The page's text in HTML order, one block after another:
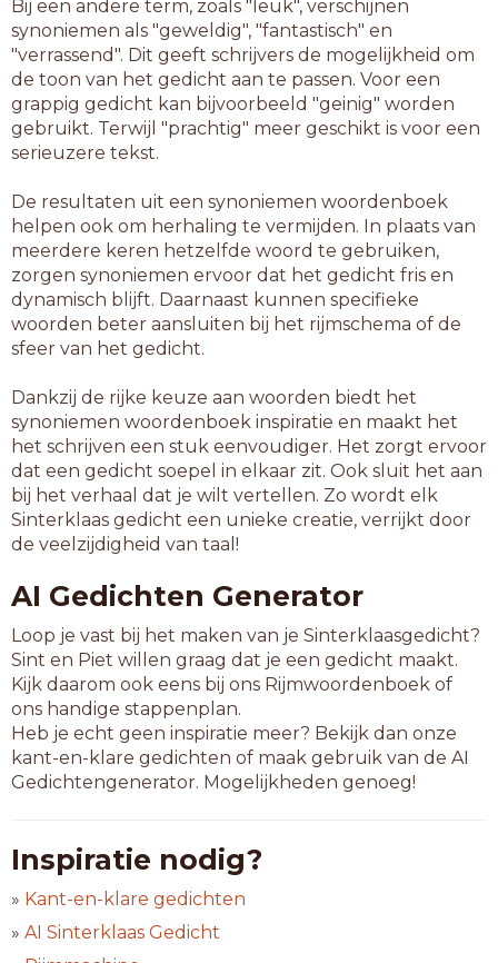
Bij een andere term, zoals "leuk", verschijnen
synoniemen als "geweldig", "fantastisch" en
"verrassend". Dit geeft schrijvers de mogelijkheid om
de toon van het gedicht aan te passen. Voor een
grappig gedicht kan bijvoorbeeld "geinig" worden
gebruikt. Terwijl "prachtig" meer geschikt is voor een
serieuzere tekst.
De resultaten uit een synoniemen woordenboek
helpen ook om herhaling te vermijden. In plaats van
meerdere keren hetzelfde woord te gebruiken,
zorgen synoniemen ervoor dat het gedicht fris en
dynamisch blijft. Daarnaast kunnen specifieke
woorden beter aansluiten bij het rijmschema of de
sfeer van het gedicht.
Dankzij de rijke keuze aan woorden biedt het
synoniemen woordenboek inspiratie en maakt het
het schrijven een stuk eenvoudiger. Het zorgt ervoor
dat een gedicht soepel in elkaar zit. Ook sluit het aan
bij het verhaal dat je wilt vertellen. Zo wordt elk
Sinterklaas gedicht een unieke creatie, verrijkt door
de veelzijdigheid van taal!
AI Gedichten Generator
Loop je vast bij het maken van je Sinterklaasgedicht?
Sint en Piet willen graag dat je een gedicht maakt.
Kijk daarom ook eens bij ons Rijmwoordenboek of
ons handige stappenplan.
Heb je echt geen inspiratie meer? Bekijk dan onze
kant-en-klare gedichten of maak gebruik van de AI
Gedichtengenerator. Mogelijkheden genoeg!
Inspiratie nodig?
» Kant-en-klare gedichten
» AI Sinterklaas Gedicht